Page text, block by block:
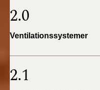
2.0
Ventilationssystemer
2.1